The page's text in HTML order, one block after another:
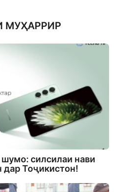
МУҲАРРИР
силсилаи нави
дар Тоҷикистон!